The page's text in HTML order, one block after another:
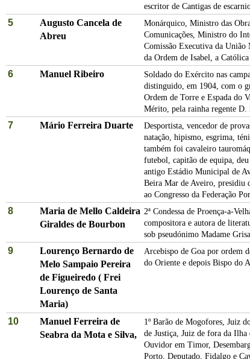
escritor de Cantigas de
5
Augusto Cancela de
Abreu
Monárquico, Ministro das
Comunicações, Ministro do
Comissão Executiva da União
da Ordem de Isabel, a Católica
6 Manuel Ribeiro
Soldado do Exército nas
distinguido, em 1904, com o
Ordem de Torre e Espada do
Mérito, pela rainha regente D.
7 Mário Ferreira Duarte
Desportista, vencedor de
natação, hipismo, esgrima,
também foi cavaleiro
futebol, capitão de equipa,
antigo Estádio Municipal de
Beira Mar de Aveiro, presidiu
ao Congresso da Federação
8
Maria de Mello Caldeira
Giraldes de Bourbon
2ª Condessa de Proença-a-
compositora e autora de
sob pseudónimo Madame
9
Lourenço Bernardo de
Melo Sampaio Pereira
de Figueiredo ( Frei
Lourenço de Santa
Maria)
Arcebispo de Goa por ordem
do Oriente e depois Bispo do
10
Manuel Ferreira de
Seabra da Mota e Silva,
1º Barão de Mogofores, Juiz
de Justiça, Juiz de fora da Ilha
Ouvidor em Timor,
Porto, Deputado, Fidalgo e